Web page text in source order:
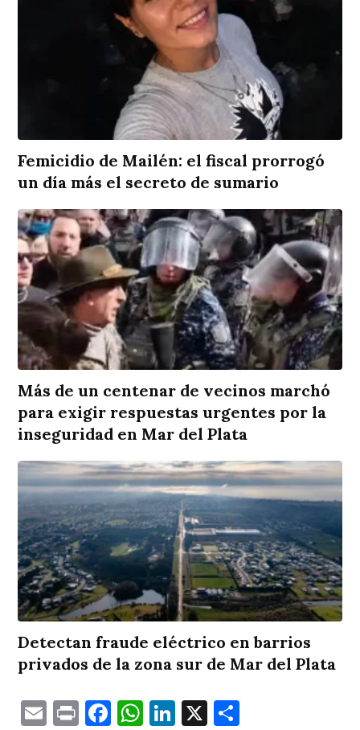
Femicidio de Mailén: el fiscal prorrogó
un día más el secreto de sumario
Más de un centenar de vecinos marchó
para exigir respuestas urgentes por la
inseguridad en Mar del Plata
Detectan fraude eléctrico en barrios
privados de la zona sur de Mar del Plata
EmailPrintFacebook
WhatsApp
LinkedIn
X